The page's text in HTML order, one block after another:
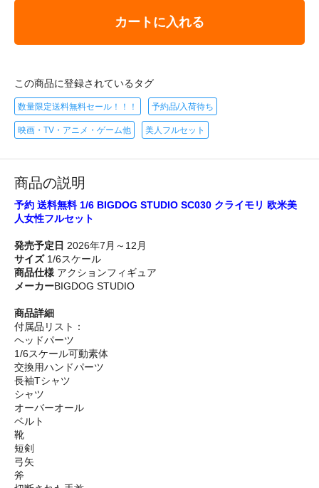
カートに入れる
この商品に登録されているタグ
数量限定送料無料セール！！！ 予約品/入荷待ち
映画・TV・アニメ・ゲーム他 美人フルセット
商品の説明
予約 送料無料 1/6 BIGDOG STUDIO SC030 クライモリ 欧米美
人女性フルセット
発売予定日 2026年7月～12月
サイズ1/6スケール
商品仕様 アクションフィギュア
メーカーBIGDOG STUDIO
商品詳細
付属品リスト：
ヘッドパーツ
1/6スケール可動素体
交換用ハンドパーツ
長袖Tシャツ
シャツ
オーバーオール
ベルト
靴
短剣
弓矢
斧